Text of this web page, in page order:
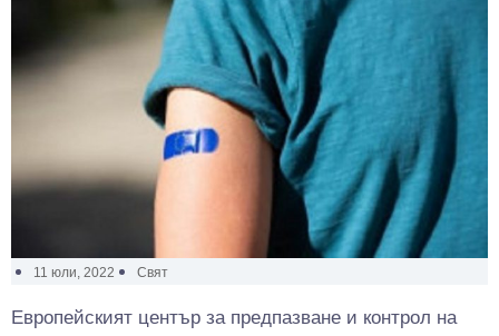
11 юли, 2022 Свят
Европейският център за предпазване и контрол на